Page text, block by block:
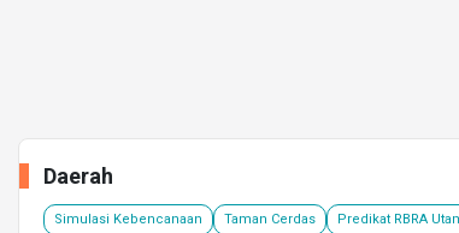
Daerah
Simulasi Kebencanaan Taman Cerdas Predikat RBRA